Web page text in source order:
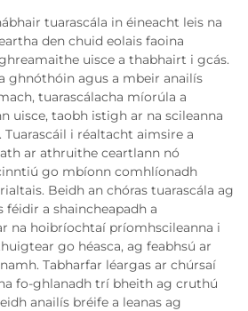
tuarascála in éineacht leis na
den chuid eolais faoina
uisce a thabhairt i gcás.
ghnóthóin agus a mbeir anailís
tuarascálacha míorúla a
uisce, taobh istigh ar na scileanna
Tuarascáil i réaltacht aimsire a
ar athruithe ceartlann nó
go mbíonn comhlíonadh
Beidh an chóras tuarascála ag
a shaincheapadh a
na hoibríochtaí príomhscileanna i
go héasca, ag feabhsú ar
Tabharfar léargas ar chúrsaí
fo-ghlanadh trí bheith ag cruthú
anailís bréife a leanas ag